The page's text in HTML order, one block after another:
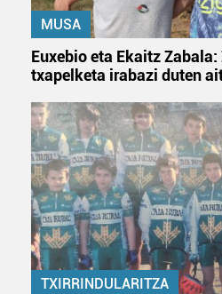
MUSA
Euxebio eta Ekaitz
txapelketa irabazi duten
TXIRRINDULARITZA